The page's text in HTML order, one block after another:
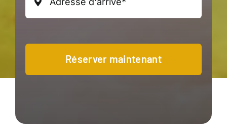
Réserver maintenant